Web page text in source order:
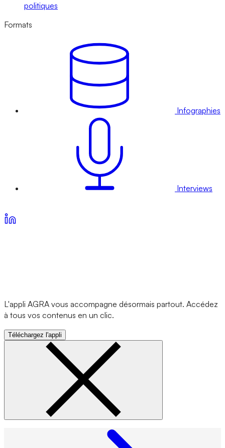
politiques
Formats
Infographies
Interviews
L'appli AGRA vous accompagne désormais partout. Accédez
à tous vos contenus en un clic.
Téléchargez l'appli